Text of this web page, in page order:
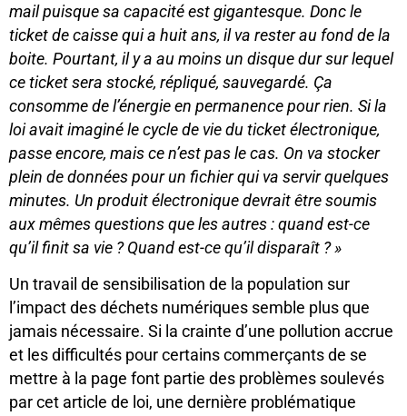
mail puisque sa capacité est gigantesque. Donc le
ticket de caisse qui a huit ans, il va rester au fond de la
boite. Pourtant, ily a au moins un disque dur sur lequel
ce ticket sera stocké, répliqué, sauvegardé. Ça
consomme de l’énergie en permanence pour rien. Si la
loi avait imaginé le cycle de vie du ticket électronique,
passe encore, mais ce n’est pas le cas. On va stocker
plein de données pour un fichier qui va servir quelques
minutes. Un produit électronique devrait être soumis
aux mêmes questions que les autres : quand est-ce
qu’il finit sa vie ? Quand est-ce qu’il disparaît ?»
Un travail de sensibilisation de la population sur
l’impact des déchets numériques semble plus que
jamais nécessaire. Si la crainte d’une pollution accrue
et les difficultés pour certains commerçants de se
mettre à la page font partie des problèmes soulevés
par cet article de loi, une dernière problématique